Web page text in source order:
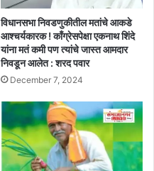
विधानसभा निवडणुकीतील मतांचे आकडे
आश्चर्यकारक ! काँग्रेसपेक्षा एकनाथ शिंदे
यांना मतं कमी पण त्यांचे जास्त आमदार
निवडून आलेत : शरद पवार
December 7, 2024